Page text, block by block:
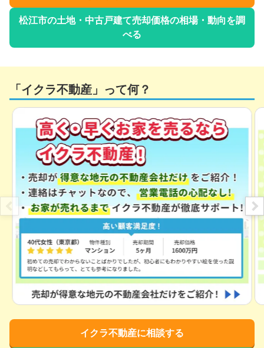
松江市の土地・中古戸建て売却価格の相場・動向を調
べる
「イクラ不動産」って何？
イクラ不動産に相談する